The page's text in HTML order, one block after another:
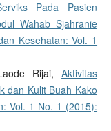
Pada Pasien
Wahab Sjahranie
Kesehatan: Vol. 1
Rijai,Aktivitas
dan Kulit Buah Kako
Vol. 1 No. 1 (2015):